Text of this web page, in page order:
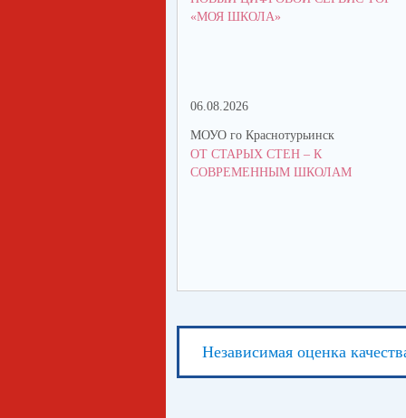
«МОЯ ШКОЛА»
06.08.2026
МОУО го Краснотурьинск
ОТ СТАРЫХ СТЕН – К
СОВРЕМЕННЫМ ШКОЛАМ
Независимая оценка